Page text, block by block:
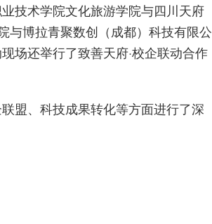
技术学院文化旅游学院与四川天府
与博拉青聚数创（成都）科技有限公
场还举行了致善天府·校企联动合作
盟、科技成果转化等方面进行了深